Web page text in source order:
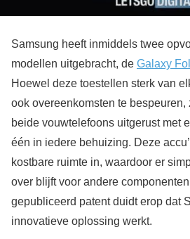
Samsung heeft inmiddels twee
modellen uitgebracht, de Galaxy
Hoewel deze toestellen sterk van
ook overeenkomsten te bespeuren,
beide vouwtelefoons uitgerust met
één in iedere behuizing. Deze
kostbare ruimte in, waardoor er
over blijft voor andere
gepubliceerd patent duidt erop dat
innovatieve oplossing werkt.